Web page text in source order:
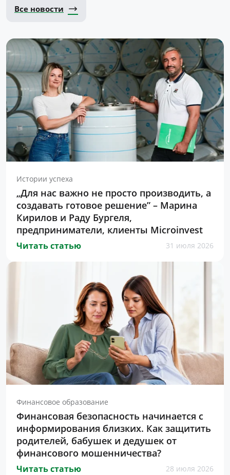
Все новости
Истории успеха
„Для нас важно не просто производить, а
создавать готовое решение” – Марина
Кирилов и Раду Бургеля,
предприниматели, клиенты Microinvest
Читать статью 31 июля 2026
Финансовое образование
Финансовая безопасность начинается с
информирования близких. Как защитить
родителей, бабушек и дедушек от
финансового мошенничества?
Читать статью 28 июля 2026